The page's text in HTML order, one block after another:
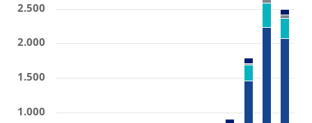
1.000
1.500
2.000
2.500